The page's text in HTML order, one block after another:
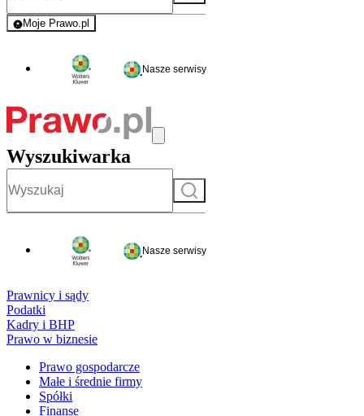
Moje Prawo.pl
- rejestracja i logowanie do serwisu
Nasze serwisy
Wyszukiwarka
Szukaj
Nasze serwisy
Prawnicy i sądy
Podatki
Kadry i BHP
Prawo w biznesie
Prawo gospodarcze
Małe i średnie firmy
Spółki
Finanse